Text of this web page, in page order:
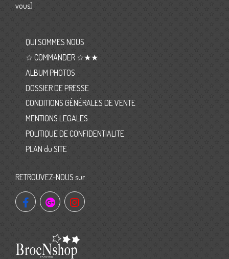
vous)
QUI SOMMES NOUS
☆ COMMANDER ☆★★
ALBUM PHOTOS
DOSSIER DE PRESSE
CONDITIONS GÉNÉRALES DE VENTE
MENTIONS LEGALES
POLITIQUE DE CONFIDENTIALITE
PLAN du SITE
RETROUVEZ-NOUS sur